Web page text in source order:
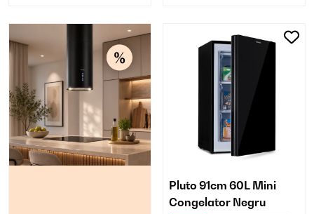
Pluto 91cm 60L Mini
Congelator Negru